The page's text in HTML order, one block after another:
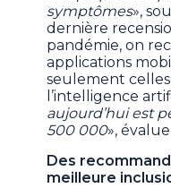
symptômes»,
dernière
pandémie, on
applications
seulement celles
l’intelligence
aujourd’hui est
500 000»,
Des
meilleure